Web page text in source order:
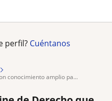
perfil? Cuéntanos
conocimiento amplio pa...